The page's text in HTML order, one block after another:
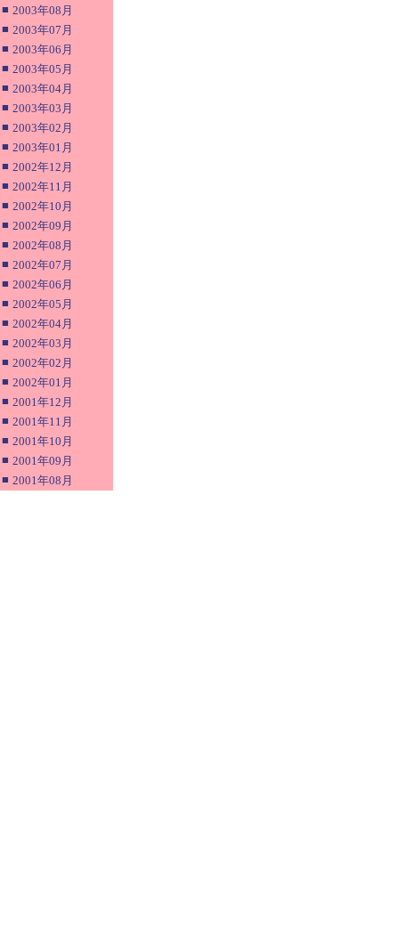
■ 2003年08月
■ 2003年07月
■ 2003年06月
■ 2003年05月
■ 2003年04月
■ 2003年03月
■ 2003年02月
■ 2003年01月
■ 2002年12月
■ 2002年11月
■ 2002年10月
■ 2002年09月
■ 2002年08月
■ 2002年07月
■ 2002年06月
■ 2002年05月
■ 2002年04月
■ 2002年03月
■ 2002年02月
■ 2002年01月
■ 2001年12月
■ 2001年11月
■ 2001年10月
■ 2001年09月
■ 2001年08月